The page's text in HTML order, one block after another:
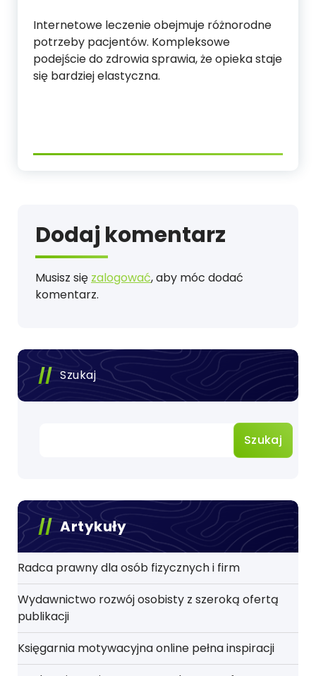
Internetowe leczenie obejmuje różnorodne
potrzeby pacjentów. Kompleksowe
podejście do zdrowia sprawia, że opieka staje
się bardziej elastyczna.
Dodaj komentarz
Musisz się zalogować, aby móc dodać
komentarz.
Szukaj
Szukaj
Artykuły
Radca prawny dla osób fizycznych i firm
Wydawnictwo rozwój osobisty z szeroką ofertą
publikacji
Księgarnia motywacyjna online pełna inspiracji